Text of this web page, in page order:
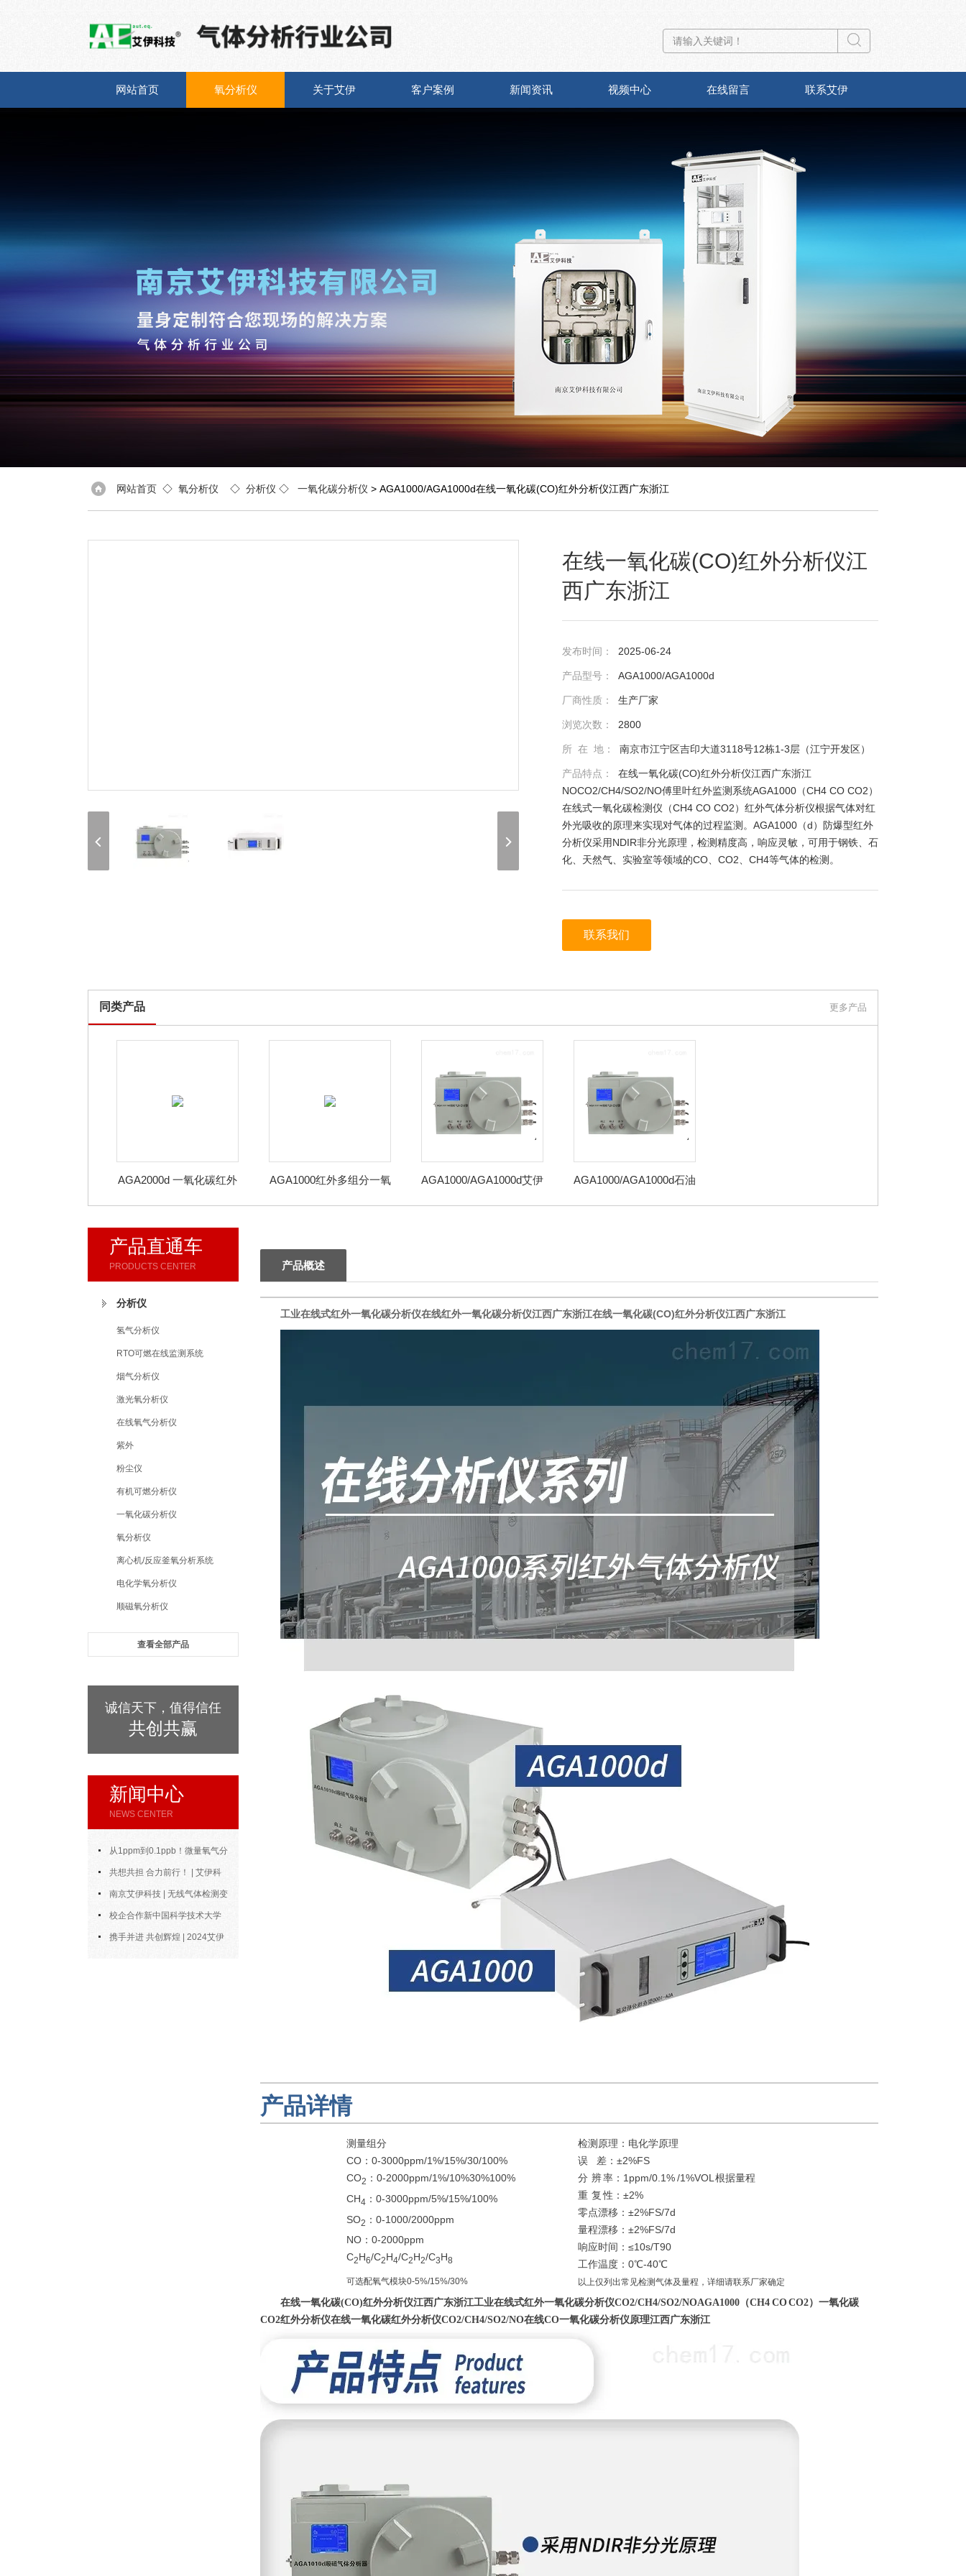
网站首页 氧分析仪 关于艾伊 客户案例 新闻资讯 视频中心 在线留言 联系艾伊
网站首页 ◇ 氧分析仪 ◇ 分析仪 ◇ 一氧化碳分析仪 > AGA1000/AGA1000d在线一氧化碳(CO)红外分析仪江西广东浙江
在线一氧化碳(CO)红外分析仪江
西广东浙江
发布时间： 2025-06-24
产品型号： AGA1000/AGA1000d
厂商性质： 生产厂家
浏览次数： 2800
所 在 地： 南京市江宁区吉印大道3118号12栋1-3层（江宁开发区）
产品特点： 在线一氧化碳(CO)红外分析仪江西广东浙江
NOCO2/CH4/SO2/NO傅里叶红外监测系统AGA1000（CH4 CO CO2）
在线式一氧化碳检测仪（CH4 CO CO2）红外气体分析仪根据气体对红
外光吸收的原理来实现对气体的过程监测。AGA1000（d）防爆型红外
分析仪采用NDIR非分光原理，检测精度高，响应灵敏，可用于钢铁、石
化、天然气、实验室等领域的CO、CO2、CH4等气体的检测。
联系我们
同类产品 更多产品
AGA2000d 一氧化碳红外
AGA1000红外多组分一氧
AGA1000/AGA1000d艾伊
析仪
AGA1000/AGA1000d石油
统
产品直通车
PRODUCTS CENTER
分析仪
氢气分析仪
RTO可燃在线监测系统
烟气分析仪
激光氧分析仪
在线氧气分析仪
紫外
粉尘仪
有机可燃分析仪
一氧化碳分析仪
氧分析仪
离心机/反应釜氧分析系统
电化学氧分析仪
顺磁氧分析仪
查看全部产品
诚信天下，值得信任
共创共赢
新闻中心
NEWS CENTER
从1ppm到0.1ppb！微量氧气分
析仪的测量范围与精度到底能做到
多好？
共想共担 合力前行！ | 艾伊科
技2025年中合伙人会议圆满召开
南京艾伊科技 | 无线气体检测变
送器：无线通信，智控安全新风向
校企合作新中国科学技术大学
博士陶永会出任南京艾伊公司“科
携手并进 共创辉煌 | 2024艾伊
产品概述
工业在线式红外一氧化碳分析仪在线红外一氧化碳分析仪江西广东浙江在线一氧化碳(CO)红外分析仪江西广东浙江
产品详情
测量组分
CO：0-3000ppm/1%/15%/30/100%
CO2 ：0-2000ppm/1%/10%30%100%
CH4 ：0-3000ppm/5%/15%/100%
SO2 ：0-1000/2000ppm
NO：0-2000ppm
C2H6/C2H4/C2H2/C3H8
可选配氧气模块0-5%/15%/30%
检测原理：电化学原理
误 差：±2%FS
分 辨 率：1ppm/0.1% /1%VOL 根据量程
重 复 性：±2%
零点漂移：±2%FS/7d
量程漂移：±2%FS/7d
响应时间：≤10s/T90
工作温度：0℃-40℃
以上仅列出常见检测气体及量程，详细请联系厂家确定
在线一氧化碳(CO)红外分析仪江西广东浙江工业在线式红外一氧化碳分析仪CO2/CH4/SO2/NOAGA1000（CH4 CO CO2） 一氧化碳
CO2红外分析仪在线一氧化碳红外分析仪CO2/CH4/SO2/NO在线CO一氧化碳分析仪原理江西广东浙江